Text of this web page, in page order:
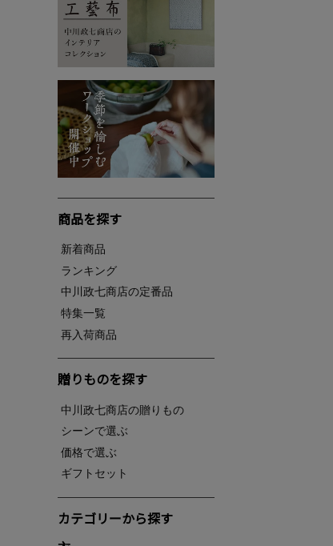
商品を探す
新着商品
ランキング
中川政七商店の定番品
特集一覧
再入荷商品
贈りものを探す
中川政七商店の贈りもの
シーンで選ぶ
価格で選ぶ
ギフトセット
カテゴリーから探す